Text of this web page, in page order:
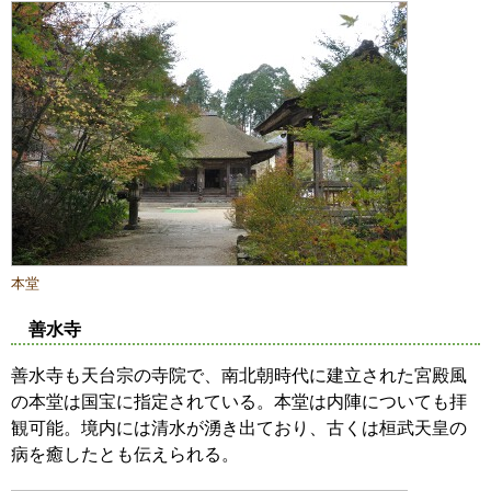
本堂
善水寺
善水寺も天台宗の寺院で、南北朝時代に建立された宮殿風
の本堂は国宝に指定されている。本堂は内陣についても拝
観可能。境内には清水が湧き出ており、古くは桓武天皇の
病を癒したとも伝えられる。